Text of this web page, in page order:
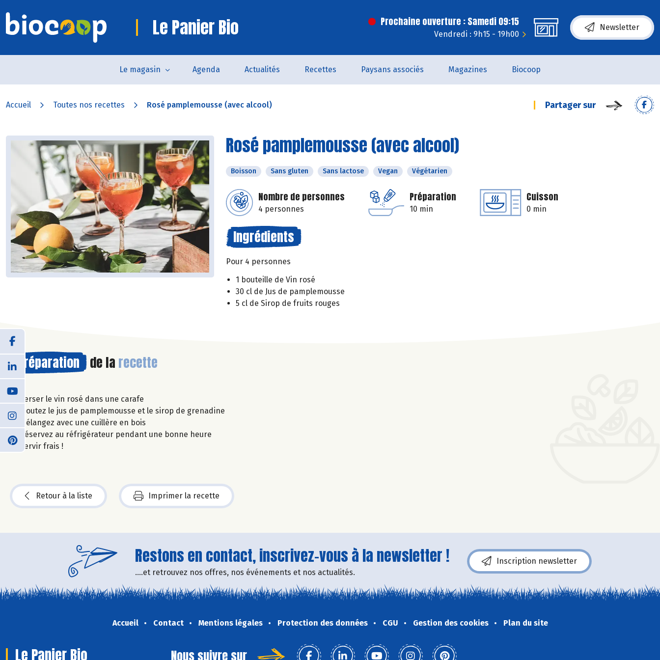
Le Panier Bio Prochaine ouverture : Samedi 09:15
Vendredi : 9h15 - 19h00
Newsletter
Le magasin Agenda Actualités Recettes Paysans associés Magazines Biocoop
Accueil Toutes nos recettes Rosé pamplemousse (avec alcool) Partager sur
Rosé pamplemousse (avec alcool)
Boisson Sans gluten Sans lactose Vegan Végétarien
Nombre de personnes
4 personnes
Préparation
10 min
Cuisson
0 min
Ingrédients
Pour 4 personnes
1 bouteille de Vin rosé
30 cl de Jus de pamplemousse
5 cl de Sirop de fruits rouges
Préparation de la recette
Verser le vin rosé dans une carafe
Ajoutez le jus de pamplemousse et le sirop de grenadine
Mélangez avec une cuillère en bois
Réservez au réfrigérateur pendant une bonne heure
Servir frais !
Retour à la liste Imprimer la recette
Restons en contact, inscrivez-vous à la newsletter !
....et retrouvez nos offres, nos événements et nos actualités.
Inscription newsletter
Accueil Contact Mentions légales Protection des données CGU Gestion des cookies Plan du site
Le Panier Bio Nous suivre sur